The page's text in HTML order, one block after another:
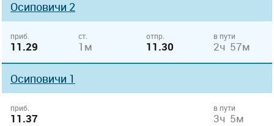
Осиповичи 2
приб.
11.29
ст.
1м
отпр.
11.30
в пути
2ч 57м
Осиповичи 1
приб.
11.37
в пути
3ч 5м